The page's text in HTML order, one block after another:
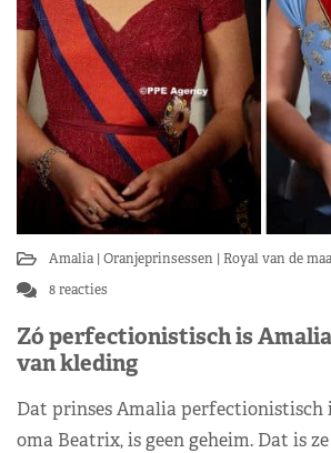
Amalia Oranjeprinsessen Royal van de
8 reacties
Zó perfectionistisch is
van kleding
Dat prinses Amalia perfectionistisch
oma Beatrix, is geen geheim. Dat is